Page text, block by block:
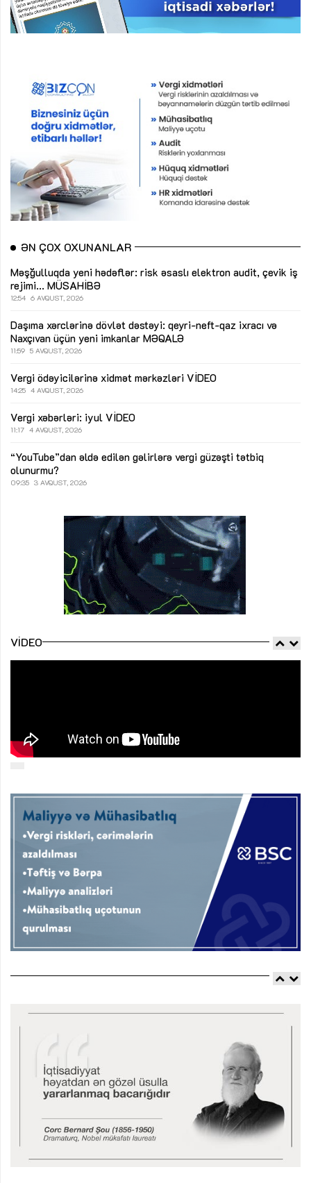
ƏN ÇOX OXUNANLAR
Məşğulluqda yeni hədəflər: risk əsaslı elektron audit, çevik iş
rejimi... MÜSAHİBƏ
12:54 6 AVQUST, 2026
Daşıma xərclərinə dövlət dəstəyi: qeyri-neft-qaz ixracı və
Naxçıvan üçün yeni imkanlar MƏQALƏ
11:59 5 AVQUST, 2026
Vergi ödəyicilərinə xidmət mərkəzləri VİDEO
14:25 4 AVQUST, 2026
Vergi xəbərləri: iyul VİDEO
11:17 4 AVQUST, 2026
“YouTube”dan əldə edilən gəlirlərə vergi güzəşti tətbiq
olunurmu?
09:35 3 AVQUST, 2026
VIDEO